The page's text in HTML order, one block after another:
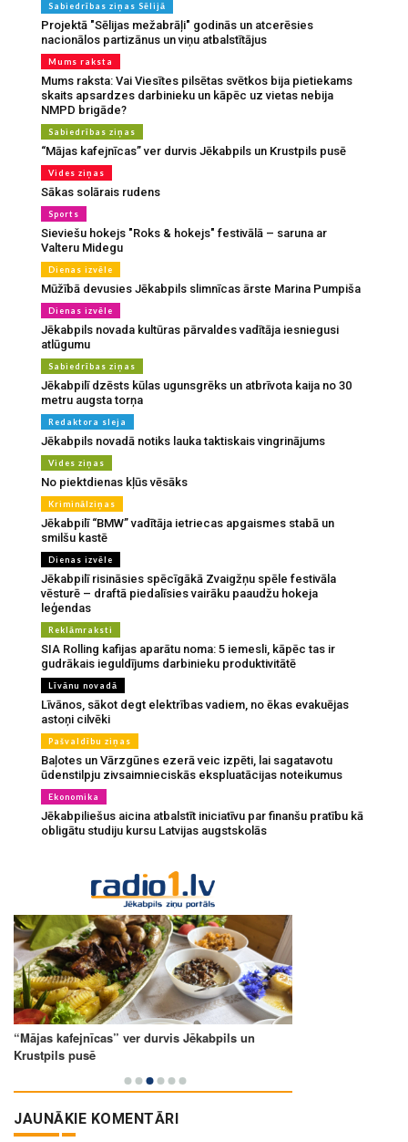
Sabiedrības ziņas Sēlijā
Projektā "Sēlijas mežabrāļi" godinās un atcerēsies
nacionālos partizānus un viņu atbalstītājus
Mums raksta
Mums raksta: Vai Viesītes pilsētas svētkos bija pietiekams
skaits apsardzes darbinieku un kāpēc uz vietas nebija
NMPD brigāde?
Sabiedrības ziņas
“Mājas kafejnīcas” ver durvis Jēkabpils un Krustpils pusē
Vides ziņas
Sākas solārais rudens
Sports
Sieviešu hokejs "Roks & hokejs" festivālā – saruna ar
Valteru Midegu
Dienas izvēle
Mūžībā devusies Jēkabpils slimnīcas ārste Marina Pumpiša
Dienas izvēle
Jēkabpils novada kultūras pārvaldes vadītāja iesniegusi
atlūgumu
Sabiedrības ziņas
Jēkabpilī dzēsts kūlas ugunsgrēks un atbrīvota kaija no 30
metru augsta torņa
Redaktora sleja
Jēkabpils novadā notiks lauka taktiskais vingrinājums
Vides ziņas
No piektdienas kļūs vēsāks
Kriminālziņas
Jēkabpilī “BMW” vadītāja ietriecas apgaismes stabā un
smilšu kastē
Dienas izvēle
Jēkabpilī risināsies spēcīgākā Zvaigžņu spēle festivāla
vēsturē – draftā piedalīsies vairāku paaudžu hokeja
leģendas
Reklāmraksti
SIA Rolling kafijas aparātu noma: 5 iemesli, kāpēc tas ir
gudrākais ieguldījums darbinieku produktivitātē
Līvānu novadā
Līvānos, sākot degt elektrības vadiem, no ēkas evakuējas
astoņi cilvēki
Pašvaldību ziņas
Baļotes un Vārzgūnes ezerā veic izpēti, lai sagatavotu
ūdenstilpju zivsaimnieciskās ekspluatācijas noteikumus
Ekonomika
Jēkabpiliešus aicina atbalstīt iniciatīvu par finanšu pratību kā
obligātu studiju kursu Latvijas augstskolās
JAUNĀKIE KOMENTĀRI